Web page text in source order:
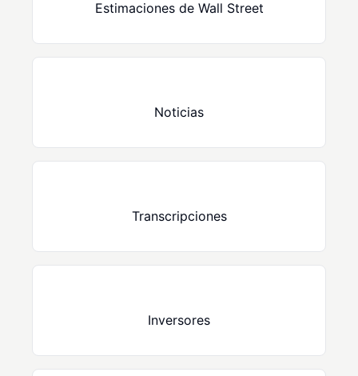
Estimaciones de Wall Street
Noticias
Transcripciones
Inversores